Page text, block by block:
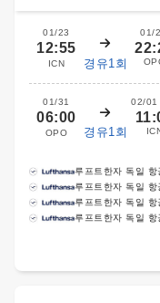
01/23
12:55
ICN 경유1회
01/
01/31
06:00
OPO 경유1회
02/01
루프트한자 독일 항
루프트한자 독일 항
루프트한자 독일 항
루프트한자 독일 항